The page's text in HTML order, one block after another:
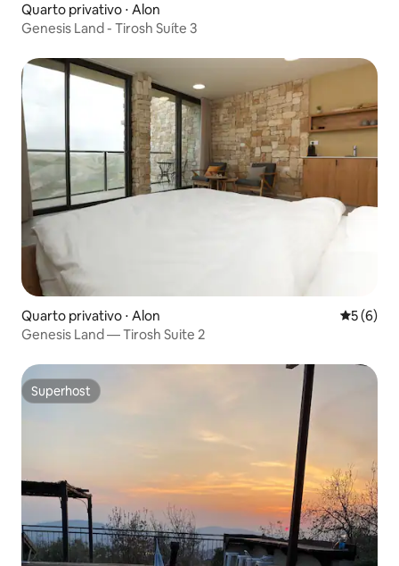
Quarto privativo ⋅ Alon
Genesis Land - Tirosh Suíte 3
Quarto privativo ⋅ Alon 5 de
5 (6)
Genesis Land — Tirosh Suite 2
Superhost
Superhost